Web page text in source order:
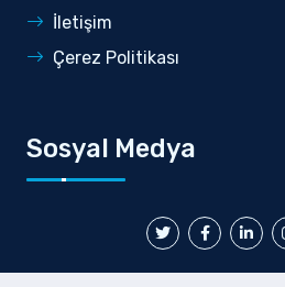
İletişim
Çerez Politikası
Sosyal Medya